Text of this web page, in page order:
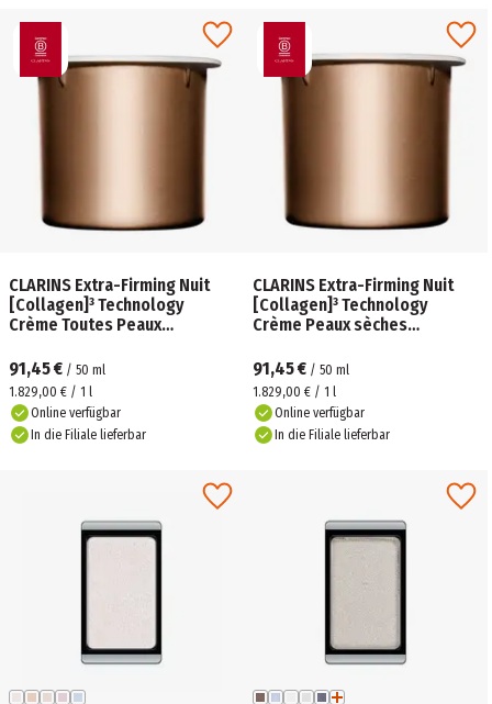
CLARINS Extra-Firming Nuit
[Collagen]³ Technology
Crème Toutes Peaux
91,45 € / 50 ml
1.829,00 € / 1 l
Online verfügbar
In die Filiale lieferbar
CLARINS Extra-Firming Nuit
[Collagen]³ Technology
Crème Peaux sèches
91,45 € / 50 ml
1.829,00 € / 1 l
Online verfügbar
In die Filiale lieferbar